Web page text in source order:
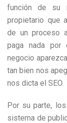
función de su
propietario que
de un proceso
paga nada por
negocio
tan bien nos
nos dicta el SEO.
Por su parte,
sistema de